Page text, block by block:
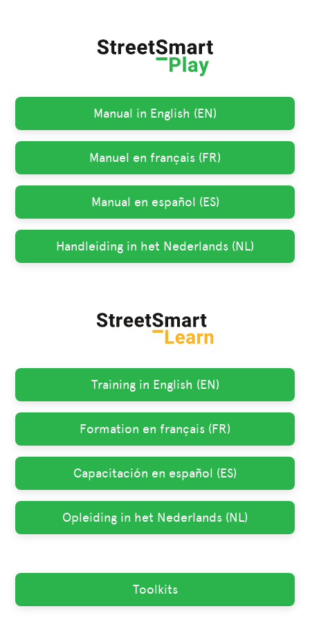
Manual in English (EN)
Manuel en français (FR)
Manual en español (ES)
Handleiding in het Nederlands (NL)
Training in English (EN)
Formation en français (FR)
Capacitación en español (ES)
Opleiding in het Nederlands (NL)
Toolkits